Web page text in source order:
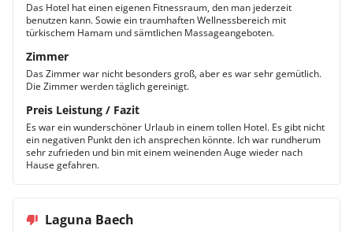
Das Hotel hat einen eigenen Fitnessraum, den man jederzeit
benutzen kann. Sowie ein traumhaften Wellnessbereich mit
türkischem Hamam und sämtlichen Massageangeboten.
Zimmer
Das Zimmer war nicht besonders groß, aber es war sehr gemütlich.
Die Zimmer werden täglich gereinigt.
Preis Leistung / Fazit
Es war ein wunderschöner Urlaub in einem tollen Hotel. Es gibt nicht
ein negativen Punkt den ich ansprechen könnte. Ich war rundherum
sehr zufrieden und bin mit einem weinenden Auge wieder nach
Hause gefahren.
Laguna Baech